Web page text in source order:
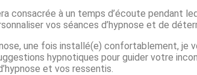
consacrée à un temps d’écoute pendant
vos séances d’hypnose et de
une fois installé(e) confortablement, je
hypnotiques pour guider votre
et vos ressentis.